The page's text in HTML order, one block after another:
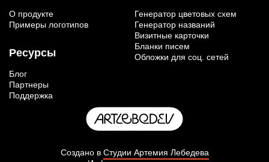
О продукте
Примеры логотипов
Ресурсы
Блог
Партнеры
Поддержка
Генератор цветовых схем
Генератор названий
Визитные карточки
Бланки писем
Обложки для соц. сетей
Создано в Студии Артемия Лебедева